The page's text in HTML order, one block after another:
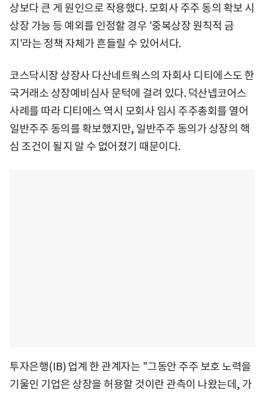
상보다 큰 게 원인으로 작용했다. 모회사 주주 동의 확보 시
상장 가능 등 예외를 인정할 경우 '중복상장 원칙적 금
지'라는 정책 자체가 흔들릴 수 있어서다.
코스닥시장 상장사 다산네트웍스의 자회사 디티에스도 한
국거래소 상장예비심사 문턱에 걸려 있다. 덕산넵코어스
사례를 따라 디티에스 역시 모회사 임시 주주총회를 열어
일반주주 동의를 확보했지만, 일반주주 동의가 상장의 핵
심 조건이 될지 알 수 없어졌기 때문이다.
투자은행(IB) 업계 한 관계자는 "그동안 주주 보호 노력을
기울인 기업은 상장을 허용할 것이란 관측이 나왔는데, 가